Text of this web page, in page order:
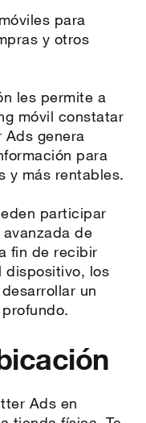
para
y otros
les permite a
móvil constatar
Ads genera
para
y más rentables.
participar
de
fin de recibir
dispositivo, los
un
Ads en